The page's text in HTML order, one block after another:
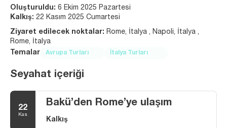
Oluşturuldu: 6 Ekim 2025 Pazartesi
Kalkış: 22 Kasım 2025 Cumartesi
Ziyaret edilecek noktalar: Rome, İtalya , Napoli, İtalya ,
Rome, İtalya
Temalar
Avrupa Turları İtalya Turları
Seyahat içeriği
22
Kas
Bakü’den Rome’ye ulaşım
Kalkış